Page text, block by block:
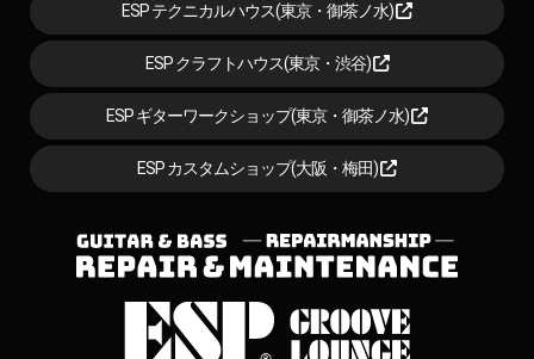
ESP テクニカルハウス(東京・御茶ノ水)
ESP クラフトハウス(東京・渋谷)
ESP ギターワークショップ(東京・御茶ノ水)
ESP カスタムショップ(大阪・梅田)